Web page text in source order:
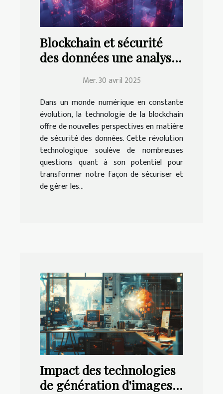
Blockchain et sécurité
des données une analyse
technologies émergentes
Mer. 30 avril 2025
Dans un monde numérique en constante
évolution, la technologie de la blockchain
offre de nouvelles perspectives en matière
de sécurité des données. Cette révolution
technologique soulève de nombreuses
questions quant à son potentiel pour
transformer notre façon de sécuriser et
de gérer les...
Impact des technologies
de génération d'images